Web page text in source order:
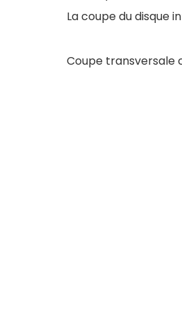
La coupe du disque
Coupe transversale